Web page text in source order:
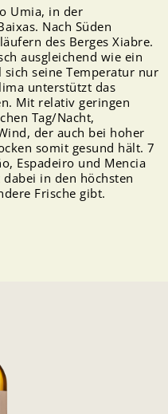
Umia, in der
Nach Süden
des Berges Xiabre.
ausgleichend wie ein
seine Temperatur nur
unterstützt das
Mit relativ geringen
Tag/Nacht,
der auch bei hoher
somit gesund hält. 7
Espadeiro und Mencia
in den höchsten
Frische gibt.